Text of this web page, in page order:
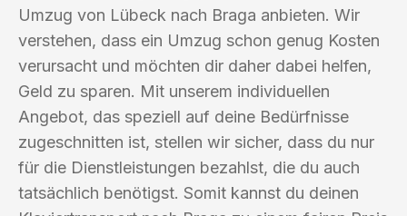
Umzug von Lübeck nach Braga anbieten. Wir
verstehen, dass ein Umzug schon genug Kosten
verursacht und möchten dir daher dabei helfen,
Geld zu sparen. Mit unserem individuellen
Angebot, das speziell auf deine Bedürfnisse
zugeschnitten ist, stellen wir sicher, dass du nur
für die Dienstleistungen bezahlst, die du auch
tatsächlich benötigst. Somit kannst du deinen